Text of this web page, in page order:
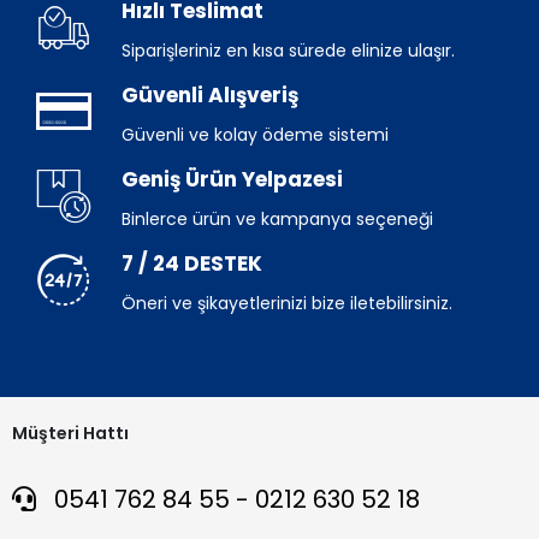
Hızlı Teslimat
Siparişleriniz en kısa sürede elinize ulaşır.
Güvenli Alışveriş
Güvenli ve kolay ödeme sistemi
Geniş Ürün Yelpazesi
Binlerce ürün ve kampanya seçeneği
7 / 24 DESTEK
Öneri ve şikayetlerinizi bize iletebilirsiniz.
Müşteri Hattı
0541 762 84 55 - 0212 630 52 18